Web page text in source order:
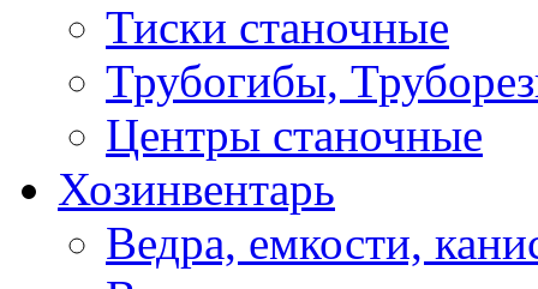
Тиски станочные
Трубогибы,
Центры станочные
Хозинвентарь
Ведра, емкости,